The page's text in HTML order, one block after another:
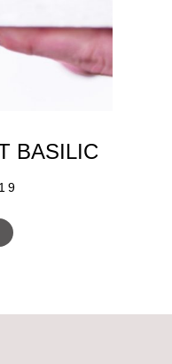
BASILIC